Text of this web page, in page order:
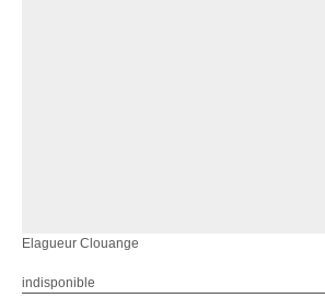
Elagueur Clouange
indisponible